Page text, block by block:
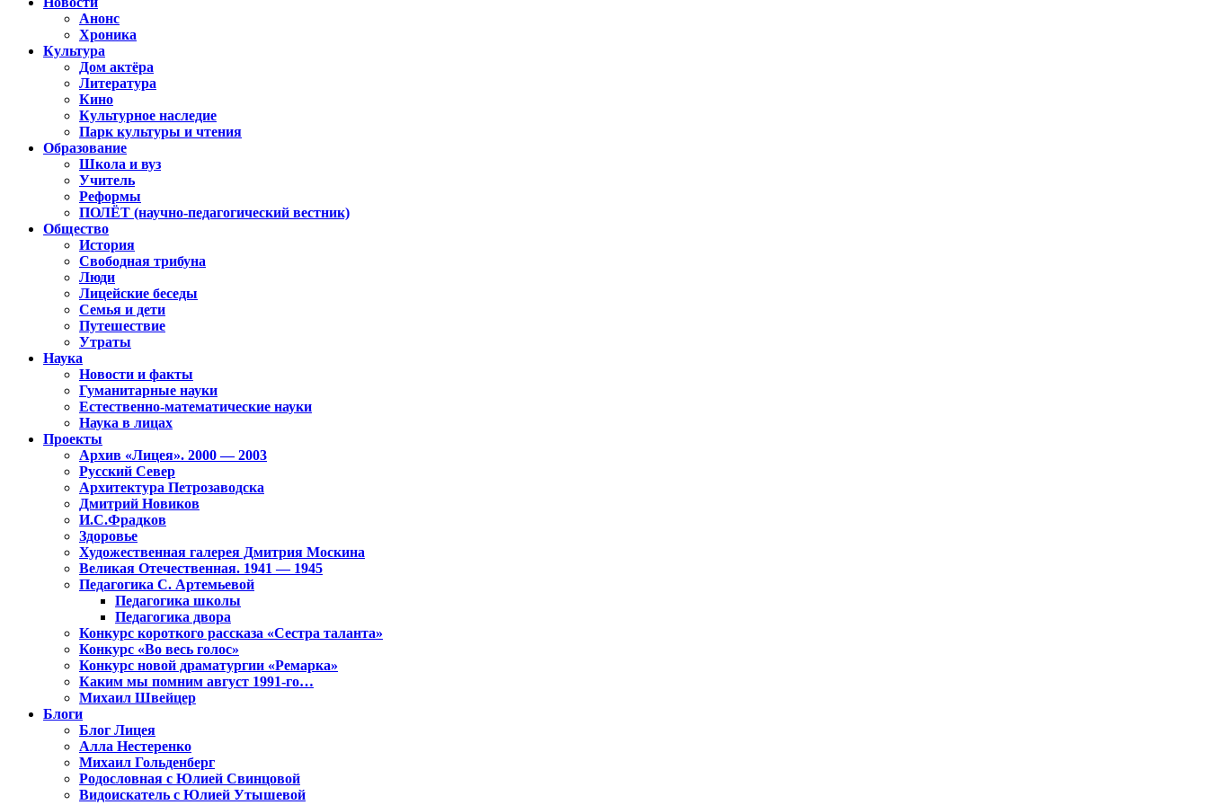
Анонс
Хроника
Культура
Дом актёра
Литература
Кино
Культурное наследие
Парк культуры и чтения
Образование
Школа и вуз
Учитель
Реформы
ПОЛЁТ (научно-педагогический вестник)
Общество
История
Свободная трибуна
Люди
Лицейские беседы
Семья и дети
Путешествие
Утраты
Наука
Новости и факты
Гуманитарные науки
Естественно-математические науки
Наука в лицах
Проекты
Архив «Лицея». 2000 — 2003
Русский Север
Архитектура Петрозаводска
Дмитрий Новиков
И.С.Фрадков
Здоровье
Художественная галерея Дмитрия Москина
Великая Отечественная. 1941 — 1945
Педагогика С. Артемьевой
Педагогика школы
Педагогика двора
Конкурс короткого рассказа «Сестра таланта»
Конкурс «Во весь голос»
Конкурс новой драматургии «Ремарка»
Каким мы помним август 1991-го…
Михаил Швейцер
Блоги
Блог Лицея
Алла Нестеренко
Михаил Гольденберг
Родословная с Юлией Свинцовой
Видоискатель с Юлией Утышевой